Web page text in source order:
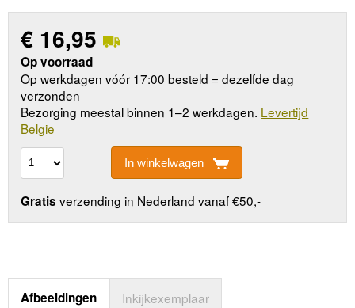
€ 16,95
Op voorraad
Op werkdagen vóór 17:00 besteld = dezelfde dag
verzonden
Bezorging meestal binnen 1–2 werkdagen. Levertijd
Belgie
In winkelwagen
Gratis verzending in Nederland vanaf €50,-
Afbeeldingen Inkijkexemplaar